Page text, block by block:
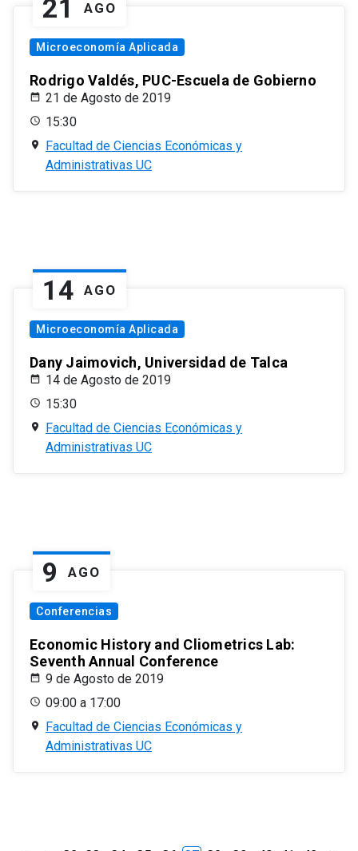
21 AGO
Microeconomía Aplicada
Rodrigo Valdés, PUC-Escuela de Gobierno
21 de Agosto de 2019
15:30
Facultad de Ciencias Económicas y
Administrativas UC
14 AGO
Microeconomía Aplicada
Dany Jaimovich, Universidad de Talca
14 de Agosto de 2019
15:30
Facultad de Ciencias Económicas y
Administrativas UC
9 AGO
Conferencias
Economic History and Cliometrics Lab:
Seventh Annual Conference
9 de Agosto de 2019
09:00 a 17:00
Facultad de Ciencias Económicas y
Administrativas UC